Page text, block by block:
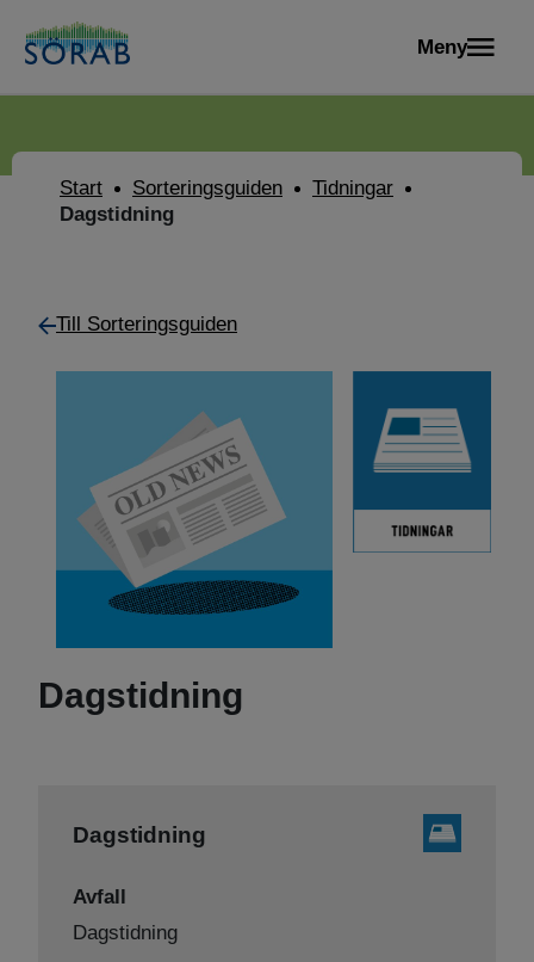
Meny
Start Sorteringsguiden
Tidningar
Dagstidning
Till Sorteringsguiden
Dagstidning
Dagstidning
Avfall
Dagstidning